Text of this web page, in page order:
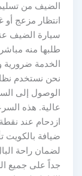
الضيف من تسليم
انتظار مزعج أو
سيارة الضيف
طلبها منه
الخدمة ضرورية
نحن نستخدم
الوصول إلى
عالية. هذه
ازدحام عند
ضيافة بالكويت
لضمان راحة
جداً على جميع